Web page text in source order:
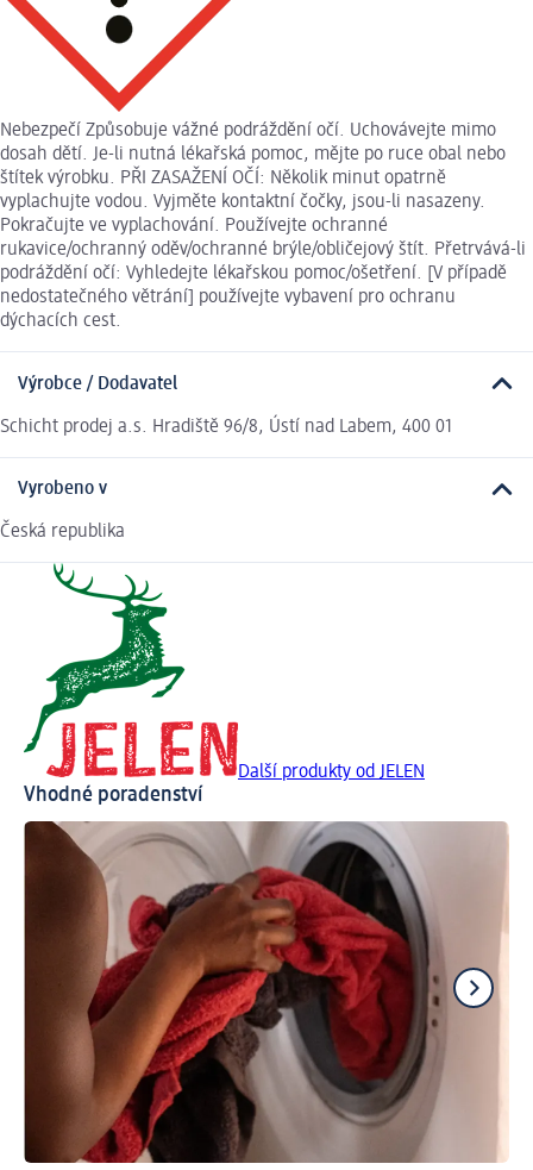
Nebezpečí Způsobuje vážné podráždění očí. Uchovávejte mimo
dosah dětí. Je-li nutná lékařská pomoc, mějte po ruce obal nebo
štítek výrobku. PŘI ZASAŽENÍ OČÍ: Několik minut opatrně
vyplachujte vodou. Vyjměte kontaktní čočky, jsou-li nasazeny.
Pokračujte ve vyplachování. Používejte ochranné
rukavice/ochranný oděv/ochranné brýle/obličejový štít. Přetrvává-li
podráždění očí: Vyhledejte lékařskou pomoc/ošetření. [V případě
nedostatečného větrání] používejte vybavení pro ochranu
dýchacích cest.
Výrobce / Dodavatel
Schicht prodej a.s. Hradiště 96/8, Ústí nad Labem, 400 01
Vyrobeno v
Česká republika
Další produkty od JELEN
Vhodné poradenství